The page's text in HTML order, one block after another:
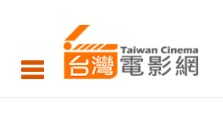
Train